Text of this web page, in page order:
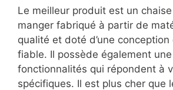
Le meilleur produit est un
manger fabriqué à partir de
qualité et doté d’une
fiable. Il possède également
fonctionnalités qui répondent à
spécifiques. Il est plus cher que